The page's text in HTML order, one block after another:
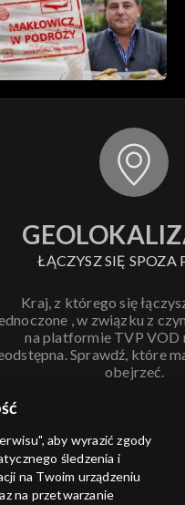
ŁĄCZYSZ SIĘ SPOZA
Kraj, z którego się
, w związku z
na platformie TVP VOD
Sprawdź, które
obejrzeć.
ANULUJ
aby wyrazić zgody
śledzenia i
na Twoim urządzeniu
na przetwarzanie